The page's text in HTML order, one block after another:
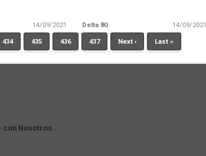
14/09/2021 Delta 80 14/09/2021
434 435 436 437 Next › Last »
con Nosotros